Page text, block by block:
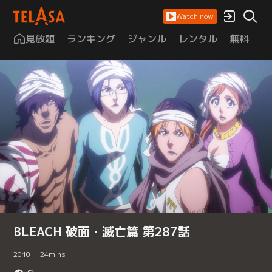
Watch now
見放題 ランキング ジャンル レンタル 無料
BLEACH 破面・滅亡篇 第287話
2010 24mins